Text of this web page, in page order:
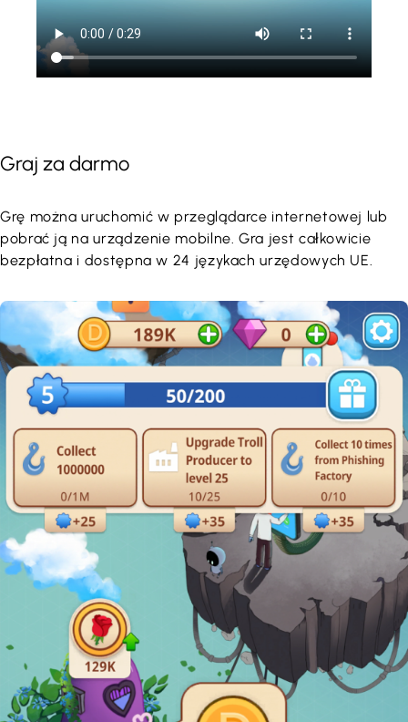
Graj za darmo
Grę można uruchomić w przeglądarce internetowej lub
pobrać ją na urządzenie mobilne. Gra jest całkowicie
bezpłatna i dostępna w 24 językach urzędowych UE.